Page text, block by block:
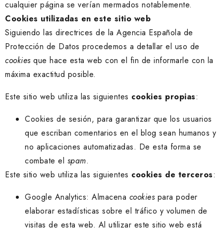
cualquier página se verían mermados notablemente.
Cookies utilizadas en este sitio web
Siguiendo las directrices de la Agencia Española de
Protección de Datos procedemos a detallar el uso de
cookiesque hace esta web con el fin de informarle con la
máxima exactitud posible.
Este sitio web utiliza las siguientes cookies propias:
Cookies de sesión, para garantizar que los usuarios
que escriban comentarios en el blog sean humanos y
no aplicaciones automatizadas. De esta forma se
combate el spam.
Este sitio web utiliza las siguientes cookies de terceros:
Google Analytics: Almacena cookiespara poder
elaborar estadísticas sobre el tráfico y volumen de
visitas de esta web. Al utilizar este sitio web está